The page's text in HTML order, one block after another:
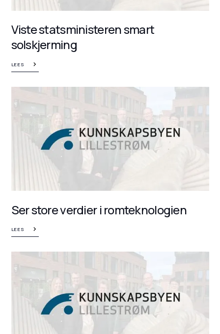
Viste statsministeren smart
solskjerming
LEES
Ser store verdier i romteknologien
LEES